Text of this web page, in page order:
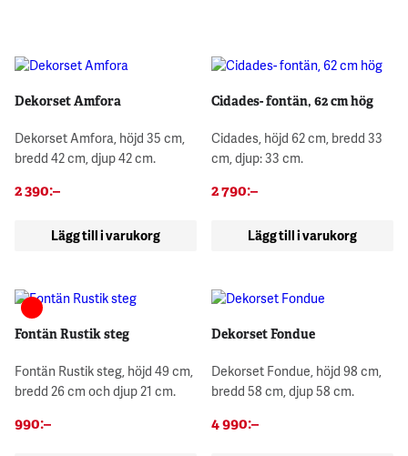
Dekorset Amfora
Dekorset Amfora, höjd 35 cm,
bredd 42 cm, djup 42 cm.
2 390:–
Lägg till i varukorg
Cidades- fontän, 62 cm hög
Cidades, höjd 62 cm, bredd 33
cm, djup: 33 cm.
2 790:–
Lägg till i varukorg
Fontän Rustik steg
Fontän Rustik steg, höjd 49 cm,
bredd 26 cm och djup 21 cm.
990:–
Dekorset Fondue
Dekorset Fondue, höjd 98 cm,
bredd 58 cm, djup 58 cm.
4 990:–